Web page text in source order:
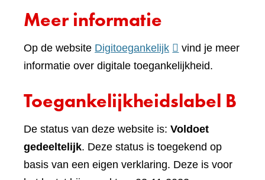
website)
Meer informatie
Op de website Digitoegankelijk(verwijst
naar
andere
vind je meer
informatie over digitale toegankelijkheid.
Toegankelijkheidslabel B
De status van deze website is: Voldoet
gedeeltelijk. Deze status is toegekend op
basis van een eigen verklaring. Deze is voor